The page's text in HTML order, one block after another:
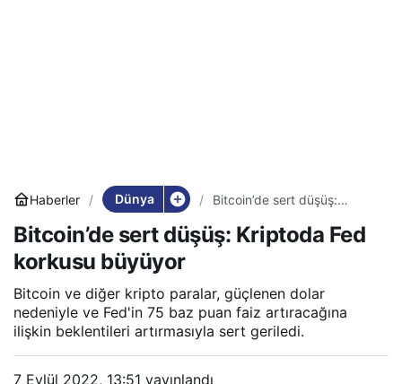
Haberler Dünya
Bitcoin’de sert düşüş:
büyüyor
Bitcoin’de sert düşüş: Kriptoda Fed
korkusu büyüyor
Bitcoin ve diğer kripto paralar, güçlenen dolar
nedeniyle ve Fed'in 75 baz puan faiz artıracağına
ilişkin beklentileri artırmasıyla sert geriledi.
7 Eylül 2022, 13:51 yayınlandı